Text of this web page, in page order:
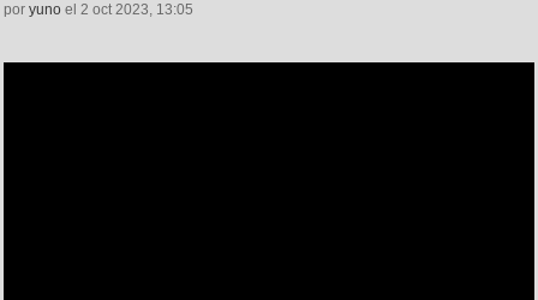
por yuno el 2 oct 2023, 13:05